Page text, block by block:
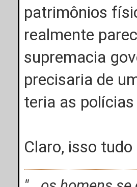
patrimônios
realmente
supremacia
precisaria de
teria as
Claro, isso